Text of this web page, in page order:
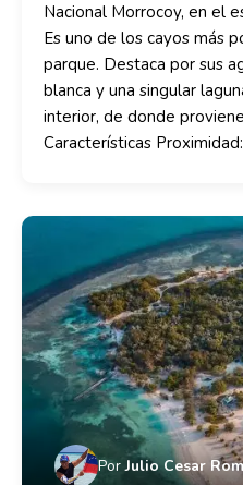
Nacional Morrocoy, en el
Es uno de los cayos más
parque. Destaca por sus
blanca y una singular
interior, de donde
Características
Por Julio Cesar